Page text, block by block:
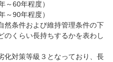
60年程度）
90年程度）
然条件および維持管理条件の下
のくらい長持ちするかを表わし
化対策等級３となっており、長